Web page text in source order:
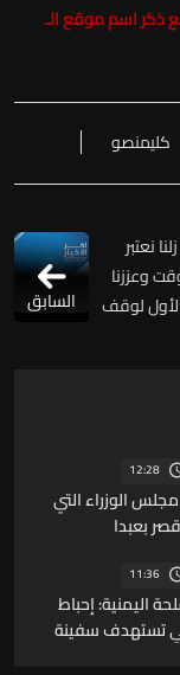
من مضمون الخبر مع ذكر اسم موقع الـ
كليمنصو
نعتبر
وعززنا
الأول لوقف
السابق
12:28
الوزراء التي
بعبدا
11:36
اليمنية: إحباط
تستهدف سفينة